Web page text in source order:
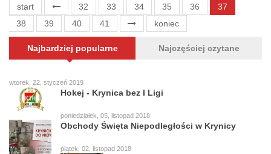
start 32 33 35
38
39 40 41
Najbardziej popularne
wtorek, 22, styczeń 2019
poniedziałek, 05, listopad 2018